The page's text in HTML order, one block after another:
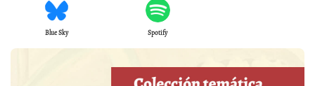
Blue Sky Spotify